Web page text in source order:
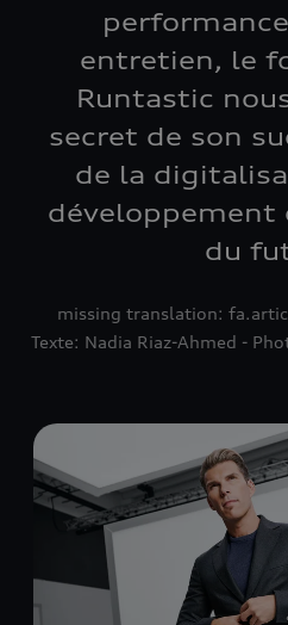
entretien, le
Runtastic
secret de son
de la
développement
du
missing translation:
Texte: Nadia Riaz-Ahmed -